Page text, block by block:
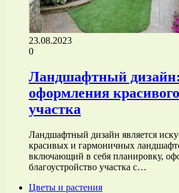
23.08.2023
0
Ландшафтный
оформления
участка
Ландшафтный дизайн является
красивых и гармоничных
включающий в себя планировку,
благоустройство участка с…
Цветы и растения